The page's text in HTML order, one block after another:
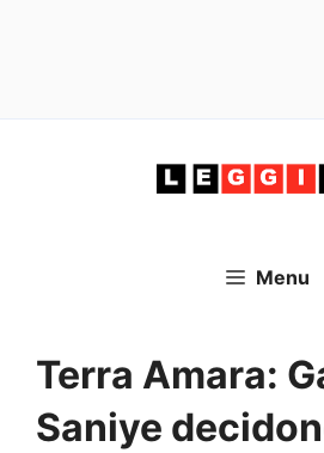
Menu
Terra Amara:
Saniye